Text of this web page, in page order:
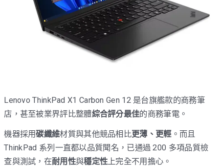
Lenovo ThinkPad X1 Carbon Gen 12 是台旗艦款的商務筆
店，甚至被業界評比整體綜合評分最佳的商務筆電。
機器採用碳纖維材質與其他競品相比更薄、更輕。而且
ThinkPad 系列一直都以品質聞名，已通過 200 多項品質檢
查與測試，在耐用性與穩定性 上完全不用擔心。